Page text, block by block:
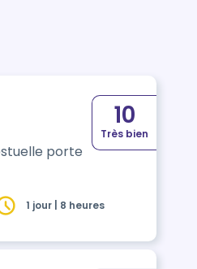
porte
10
Très bien
1 jour | 8 heures